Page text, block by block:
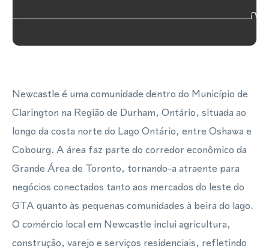
Newcastle é uma comunidade dentro do Município de
Clarington na Região de Durham, Ontário, situada ao
longo da costa norte do Lago Ontário, entre Oshawa e
Cobourg. A área faz parte do corredor econômico da
Grande Área de Toronto, tornando-a atraente para
negócios conectados tanto aos mercados do leste do
GTA quanto às pequenas comunidades à beira do lago.
O comércio local em Newcastle inclui agricultura,
construção, varejo e serviços residenciais, refletindo